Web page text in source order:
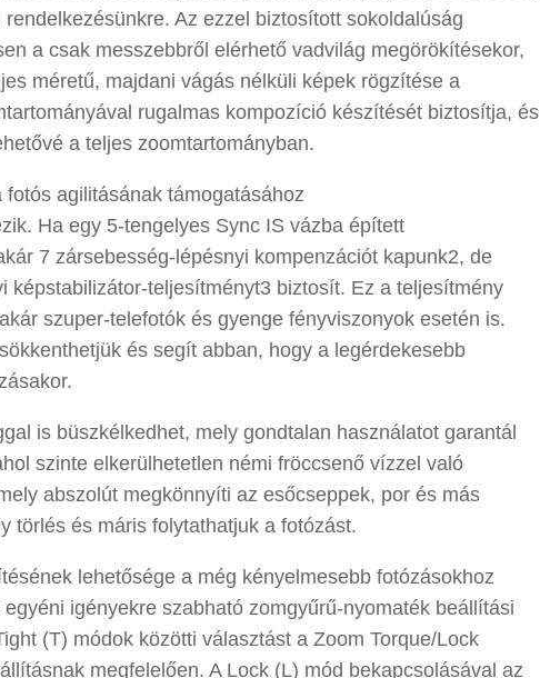
Az ezzel biztosított sokoldalúság
a csak messzebbről elérhető vadvilág megörökítésekor,
méretű, majdani vágás nélküli képek rögzítése a
rugalmas kompozíció készítését biztosítja, és
a teljes zoomtartományban.
agilitásának támogatásához
Ha egy 5-tengelyes Sync IS vázba épített
7 zársebesség-lépésnyi kompenzációt kapunk2, de
képstabilizátor-teljesítményt3 biztosít. Ez a teljesítmény
szuper-telefotók és gyenge fényviszonyok esetén is.
és segít abban, hogy a legérdekesebb
is büszkélkedhet, mely gondtalan használatot garantál
szinte elkerülhetetlen némi fröccsenő vízzel való
abszolút megkönnyíti az esőcseppek, por és más
törlés és máris folytathatjuk a fotózást.
lehetősége a még kényelmesebb fotózásokhoz
igényekre szabható zomgyűrű-nyomaték beállítási
(T) módok közötti választást a Zoom Torque/Lock
megfelelően. A Lock (L) mód bekapcsolásával az